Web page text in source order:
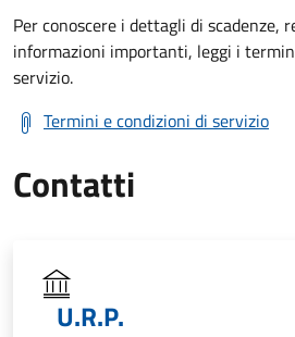
Per conoscere i dettagli di scadenze,
informazioni importanti, leggi i
servizio.
Termini e condizioni di servizio
Contatti
U.R.P.